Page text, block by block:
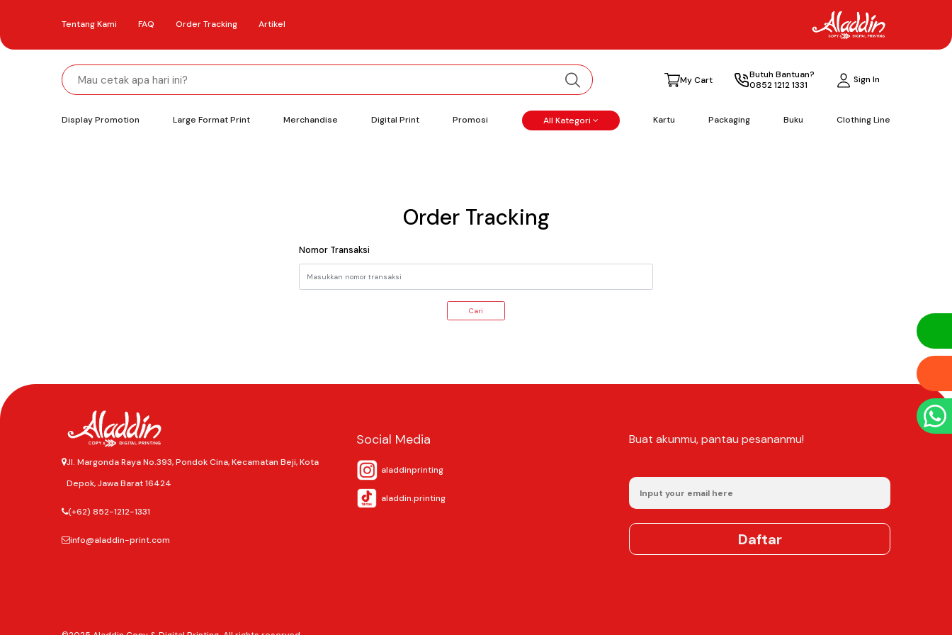
Tentang Kami FAQ Order Tracking Artikel
My Cart
Butuh Bantuan?
0852 1212 1331
Sign In
Display Promotion Large Format Print Merchandise Digital Print Promosi All Kategori Kartu Packaging Buku Clothing Line
Order Tracking
Nomor Transaksi
Cari
Jl. Margonda Raya No.393, Pondok Cina, Kecamatan Beji, Kota
Depok, Jawa Barat 16424
(+62) 852-1212-1331
info@aladdin-print.com
Social Media
aladdinprinting
aladdin.printing
Buat akunmu, pantau pesananmu!
Daftar